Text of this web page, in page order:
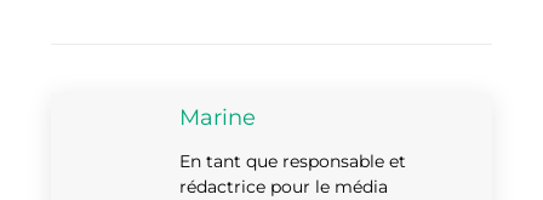
Marine
En tant que responsable et
rédactrice pour le média